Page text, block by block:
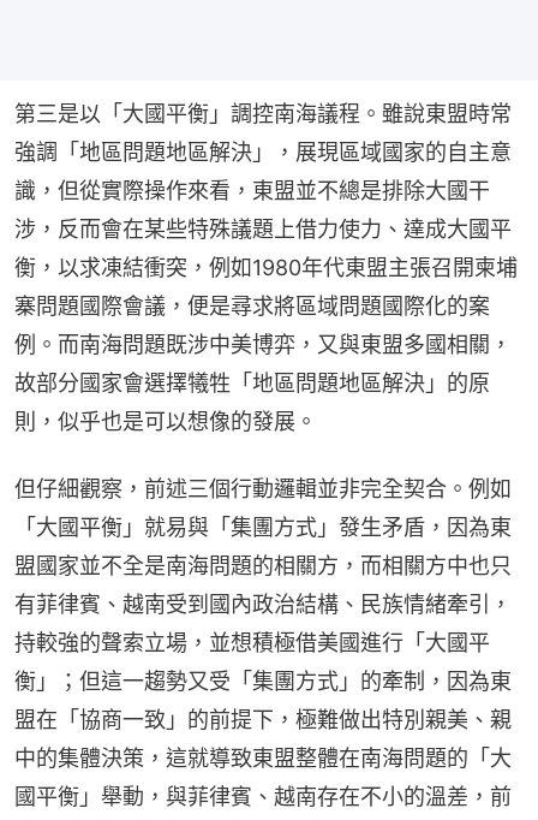
第三是以「大國平衡」調控南海議程。雖說東盟時常
強調「地區問題地區解決」，展現區域國家的自主意
識，但從實際操作來看，東盟並不總是排除大國干
涉，反而會在某些特殊議題上借力使力、達成大國平
衡，以求凍結衝突，例如1980年代東盟主張召開柬埔
寨問題國際會議，便是尋求將區域問題國際化的案
例。而南海問題既涉中美博弈，又與東盟多國相關，
故部分國家會選擇犧牲「地區問題地區解決」的原
則，似乎也是可以想像的發展。
但仔細觀察，前述三個行動邏輯並非完全契合。例如
「大國平衡」就易與「集團方式」發生矛盾，因為東
盟國家並不全是南海問題的相關方，而相關方中也只
有菲律賓、越南受到國內政治結構、民族情緒牽引，
持較強的聲索立場，並想積極借美國進行「大國平
衡」；但這一趨勢又受「集團方式」的牽制，因為東
盟在「協商一致」的前提下，極難做出特別親美、親
中的集體決策，這就導致東盟整體在南海問題的「大
國平衡」舉動，與菲律賓、越南存在不小的溫差，前